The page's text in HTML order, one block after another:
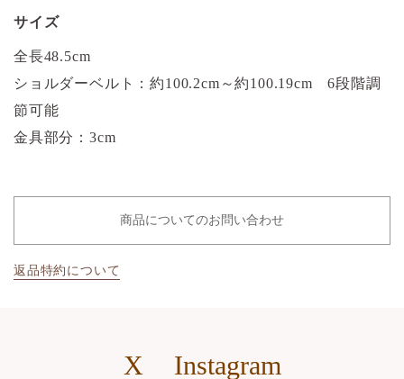
サイズ
全長48.5cm
ショルダーベルト：約100.2cm～約100.19cm 6段階調
節可能
金具部分：3cm
商品についてのお問い合わせ
返品特約について
X Instagram